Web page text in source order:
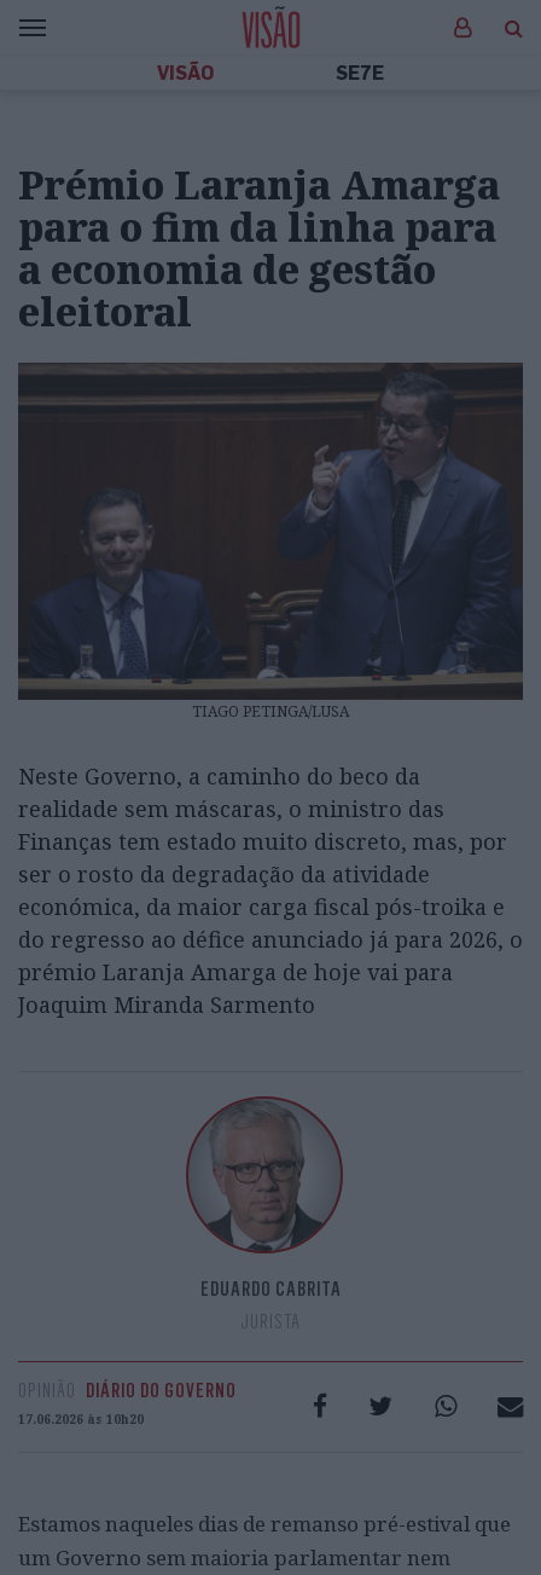
VISÃO SE7E
Prémio Laranja Amarga
para o fim da linha para
a economia de gestão
eleitoral
TIAGO PETINGA/LUSA
Neste Governo, a caminho do beco da
realidade sem máscaras, o ministro das
Finanças tem estado muito discreto, mas, por
ser o rosto da degradação da atividade
económica, da maior carga fiscal pós-troika e
do regresso ao défice anunciado já para 2026, o
prémio Laranja Amarga de hoje vai para
Joaquim Miranda Sarmento
EDUARDO CABRITA
JURISTA
OPINIÃO DIÁRIO DO GOVERNO
17.06.2026 às 10h20
Estamos naqueles dias de remanso pré-estival que
um Governo sem maioria parlamentar nem